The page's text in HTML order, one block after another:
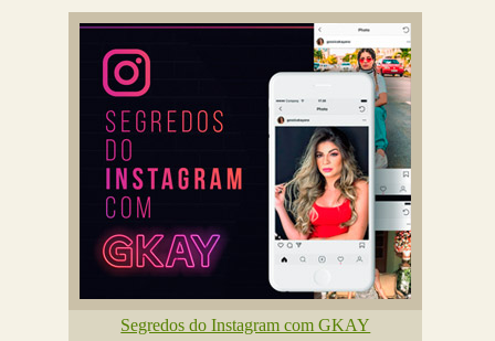
Segredos do Instagram com GKAY